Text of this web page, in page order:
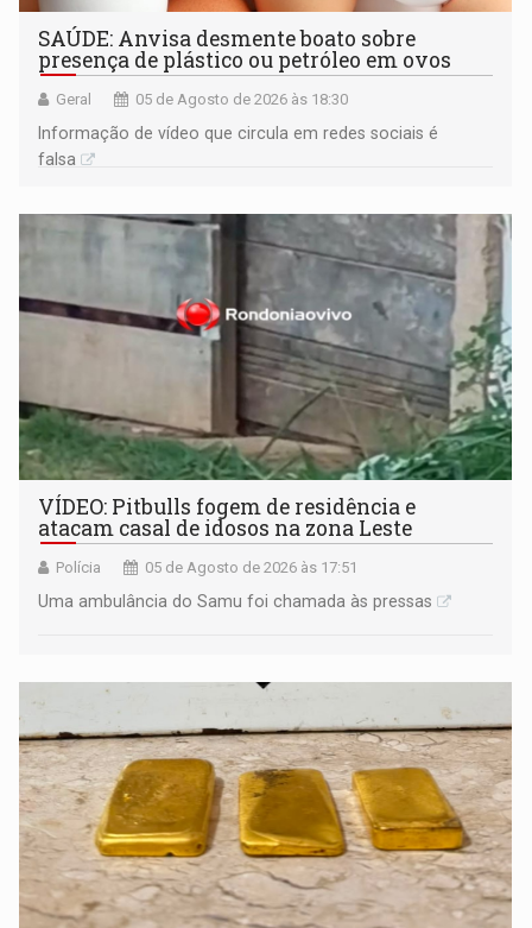
SAÚDE: Anvisa desmente boato sobre
presença de plástico ou petróleo em ovos
Geral 05 de Agosto de 2026 às 18:30
Informação de vídeo que circula em redes sociais é
falsa
VÍDEO: Pitbulls fogem de residência e
atacam casal de idosos na zona Leste
Polícia 05 de Agosto de 2026 às 17:51
Uma ambulância do Samu foi chamada às pressas